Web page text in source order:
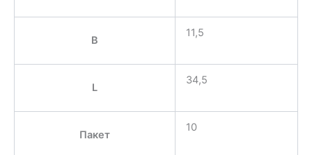
B
11,5
L
34,5
Пакет
10